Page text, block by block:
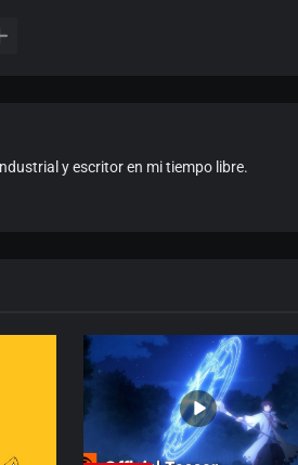
y escritor en mi tiempo libre.